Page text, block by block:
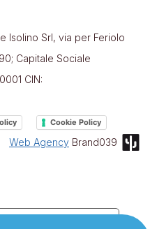
Isolino Srl, via per Feriolo
Capitale Sociale
CIN:
Cookie Policy
Web Agency Brand039